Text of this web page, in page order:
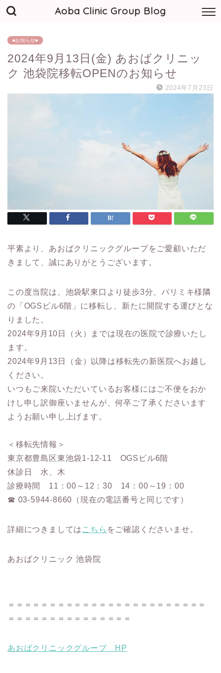
Aoba Clinic Group Blog
■お知らせ■
2024年9月13日(金) あおばクリニッ
ク 池袋院移転OPENのお知らせ
2024年7月23日
平素より、あおばクリニックグループをご愛顧いただ
きまして、誠にありがとうございます。
この度当院は、池袋駅東口より徒歩3分、パリミキ様隣
の「OGSビル6階」に移転し、新たに開院する運びとな
りました。
2024年9月10日（火）までは現在の医院で診療いたし
ます。
2024年9月13日（金）以降は移転先の新医院へお越し
ください。
いつもご来院いただいているお客様にはご不便をおか
けし申し訳御座いませんが、何卒ご了承くださいます
ようお願い申し上げます。
＜移転先情報＞
東京都豊島区東池袋1-12-11 OGSビル6階
休診日 水、木
診療時間 11：00～12：30 14：00～19：00
☎︎ 03-5944-8660（現在の電話番号と同じです）
詳細につきましては こちら をご確認くださいませ。
あおばクリニック 池袋院
＝＝＝＝＝＝＝＝＝＝＝＝＝＝＝＝＝＝＝＝＝＝＝＝
＝＝＝＝＝＝＝＝＝＝＝＝＝＝＝
あおばクリニックグループ HP